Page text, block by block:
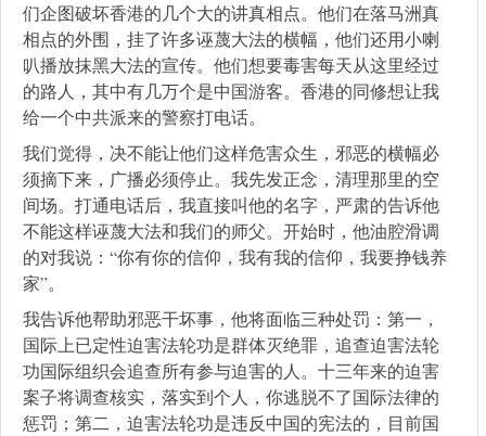
们企图破坏香港的几个大的讲真相点。他们在落马洲真
相点的外围，挂了许多诬蔑大法的横幅，他们还用小喇
叭播放抹黑大法的宣传。他们想要毒害每天从这里经过
的路人，其中有几万个是中国游客。香港的同修想让我
给一个中共派来的警察打电话。
我们觉得，决不能让他们这样危害众生，邪恶的横幅必
须摘下来，广播必须停止。我先发正念，清理那里的空
间场。打通电话后，我直接叫他的名字，严肃的告诉他
不能这样诬蔑大法和我们的师父。开始时，他油腔滑调
的对我说：“你有你的信仰，我有我的信仰，我要挣钱养
家”。
我告诉他帮助邪恶干坏事，他将面临三种处罚：第一，
国际上已定性迫害法轮功是群体灭绝罪，追查迫害法轮
功国际组织会追查所有参与迫害的人。十三年来的迫害
案子将调查核实，落实到个人，你逃脱不了国际法律的
惩罚；第二，迫害法轮功是违反中国的宪法的，目前国